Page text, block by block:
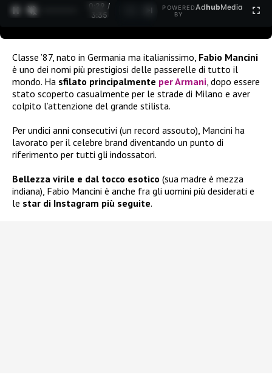
0:30 /
3:35
POWERED
BY
AdhubMedia
Classe ’87, nato in Germania ma italianissimo, Fabio Mancini
è uno dei nomi più prestigiosi delle passerelle di tutto il
mondo. Ha sfilato principalmente per Armani , dopo essere
stato scoperto casualmente per le strade di Milano e aver
colpito l’attenzione del grande stilista.
Per undici anni consecutivi (un record assouto), Mancini ha
lavorato per il celebre brand diventando un punto di
riferimento per tutti gli indossatori.
Bellezza virile e dal tocco esotico (sua madre è mezza
indiana), Fabio Mancini è anche fra gli uomini più desiderati e
le star di Instagram più seguite.